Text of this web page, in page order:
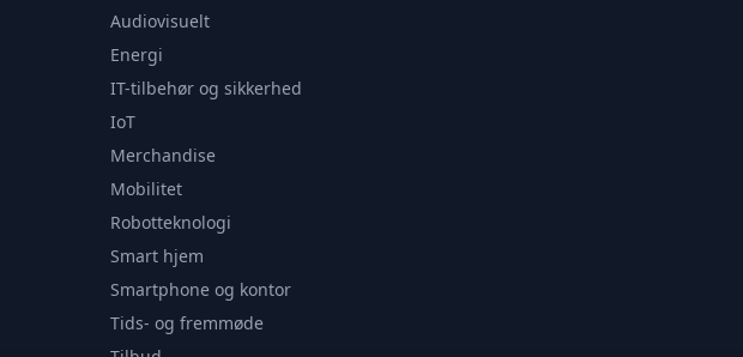
Audiovisuelt
Energi
IT-tilbehør og sikkerhed
IoT
Merchandise
Mobilitet
Robotteknologi
Smart hjem
Smartphone og kontor
Tids- og fremmøde